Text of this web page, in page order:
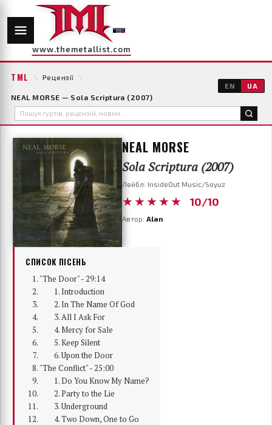
www.themetallist.com
TML \ Рецензії \
NEAL MORSE — Sola Scriptura (2007)
EN UA
NEAL MORSE
Sola Scriptura (2007)
Лейбл: InsideOut Music/Soyuz
★★★★★ 10/10
Автор: Alan
СПИСОК ПІСЕНЬ
"The Door" - 29:14
1. Introduction
2. In The Name Of God
3. All I Ask For
4. Mercy for Sale
5. Keep Silent
6. Upon the Door
"The Conflict" - 25:00
1. Do You Know My Name?
2. Party to the Lie
3. Underground
4. Two Down, One to Go